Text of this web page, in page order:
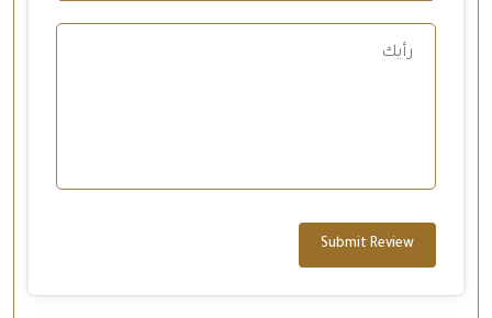
Submit Review